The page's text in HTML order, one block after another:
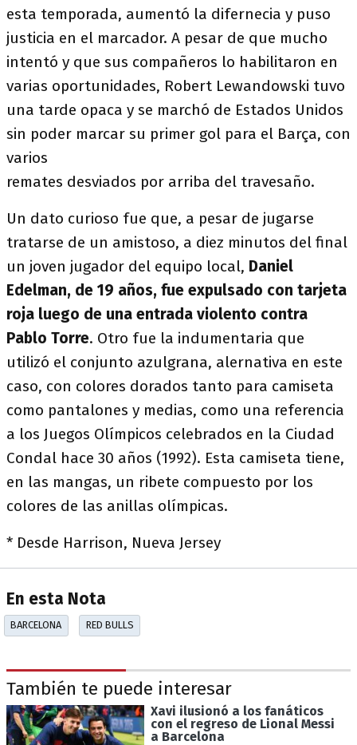
esta temporada, aumentó la difernecia y puso
justicia en el marcador. A pesar de que mucho
intentó y que sus compañeros lo habilitaron en
varias oportunidades, Robert Lewandowski tuvo
una tarde opaca y se marchó de Estados Unidos
sin poder marcar su primer gol para el Barça, con
varios
remates desviados por arriba del travesaño.
Un dato curioso fue que, a pesar de jugarse
tratarse de un amistoso, a diez minutos del final
un joven jugador del equipo local, Daniel
Edelman, de 19 años, fue expulsado con tarjeta
roja luego de una entrada violento contra
Pablo Torre. Otro fue la indumentaria que
utilizó el conjunto azulgrana, alernativa en este
caso, con colores dorados tanto para camiseta
como pantalones y medias, como una referencia
a los Juegos Olímpicos celebrados en la Ciudad
Condal hace 30 años (1992). Esta camiseta tiene,
en las mangas, un ribete compuesto por los
colores de las anillas olímpicas.
* Desde Harrison, Nueva Jersey
En esta Nota
BARCELONA RED BULLS
También te puede interesar
Xavi ilusionó a los fanáticos
con el regreso de Lional Messi
a Barcelona